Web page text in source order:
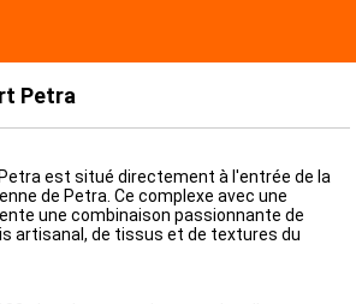
Petra
est situé directement à l'entrée de la
de Petra. Ce complexe avec une
une combinaison passionnante de
artisanal, de tissus et de textures du